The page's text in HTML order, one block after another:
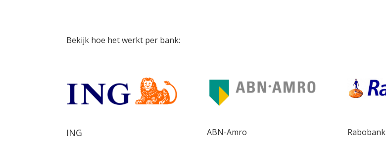
Bekijk hoe het werkt per bank:
ING ABN-Amro Rabobank